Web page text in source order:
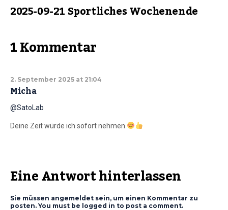
2025-09-21 Sportliches Wochenende
1 Kommentar
2. September 2025 at 21:04
Micha
@SatoLab
Deine Zeit würde ich sofort nehmen
Eine Antwort hinterlassen
Sie müssen angemeldet sein, um einen Kommentar zu
posten. You must be logged in to post a comment.